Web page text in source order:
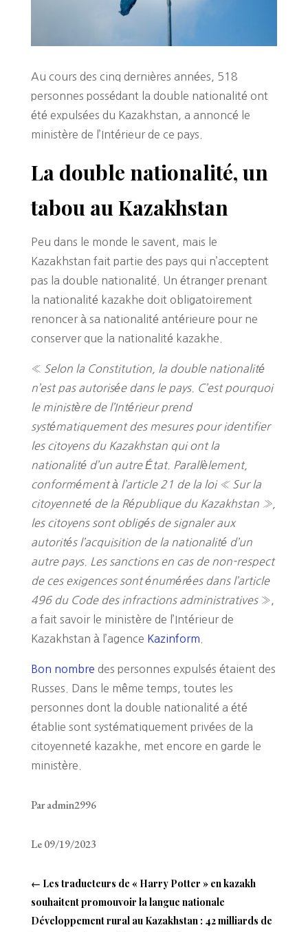
Au cours des cinq dernières années, 518
personnes possédant la double nationalité ont
été expulsées du Kazakhstan, a annoncé le
ministère de l’Intérieur de ce pays.
La double nationalité, un
tabou au Kazakhstan
Peu dans le monde le savent, mais le
Kazakhstan fait partie des pays qui n’acceptent
pas la double nationalité. Un étranger prenant
la nationalité kazakhe doit obligatoirement
renoncer à sa nationalité antérieure pour ne
conserver que la nationalité kazakhe.
« Selon la Constitution, la double nationalité
n’est pas autorisée dans le pays. C’est pourquoi
le ministère de l’Intérieur prend
systématiquement des mesures pour identifier
les citoyens du Kazakhstan qui ont la
nationalité d’un autre État. Parallèlement,
conformément à l’article 21 de la loi « Sur la
citoyenneté de la République du Kazakhstan »,
les citoyens sont obligés de signaler aux
autorités l’acquisition de la nationalité d’un
autre pays. Les sanctions en cas de non-respect
de ces exigences sont énumérées dans l’article
496 du Code des infractions administratives»,
a fait savoir le ministère de l’Intérieur de
Kazakhstan à l’agence Kazinform
Bon nombre des personnes expulsés étaient des
Russes. Dans le même temps, toutes les
personnes dont la double nationalité a été
établie sont systématiquement privées de la
citoyenneté kazakhe, met encore en garde le
ministère.
Par admin2996
Le 09/19/2023
← Les traducteurs de « Harry Potter » en kazakh
souhaitent promouvoir la langue nationale
Développement rural au Kazakhstan : 42 milliards de